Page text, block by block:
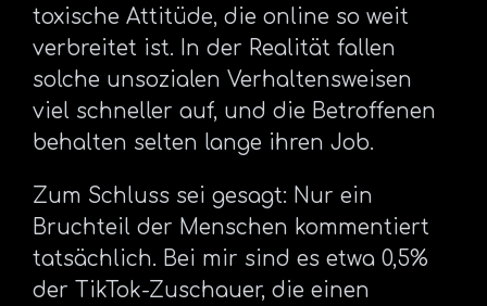
toxische Attitüde, die online so weit
verbreitet ist. In der Realität fallen
solche unsozialen Verhaltensweisen
viel schneller auf, und die Betroffenen
behalten selten lange ihren Job.
Zum Schluss sei gesagt: Nur ein
Bruchteil der Menschen kommentiert
tatsächlich. Bei mir sind es etwa 0,5%
der TikTok-Zuschauer, die einen